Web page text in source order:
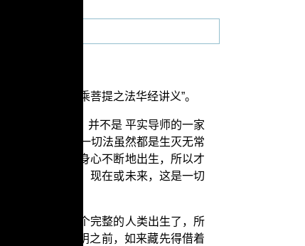
的单元是“三乘菩提之法华经讲义”。
生的微妙法性，并不是 平实导师的一家
缘所生，所以一切法虽然都是生灭无常
下一世的五阴身心不断地出生，所以才
不论是在过去、现在或未来，这是一切
足了，于是一个完整的人类出生了，所
那么出生了五阴之前，如来藏先得借着